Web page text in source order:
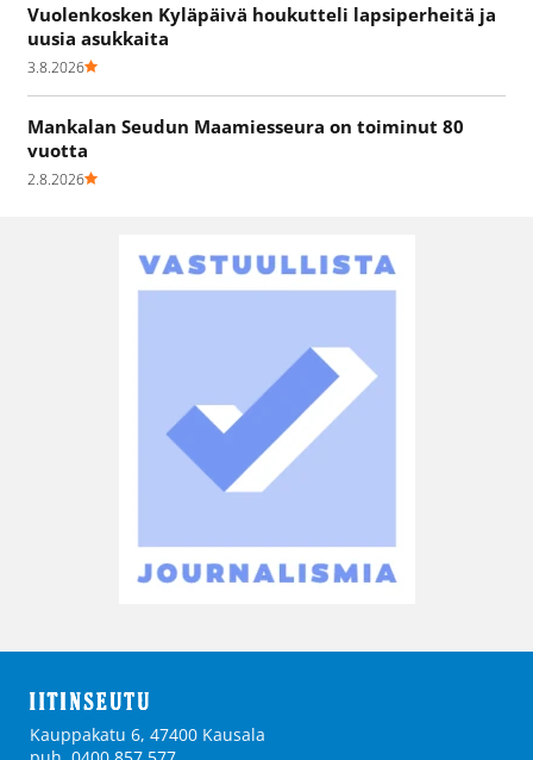
Vuolenkosken Kyläpäivä houkutteli lapsiperheitä ja
uusia asukkaita
3.8.2026
Mankalan Seudun Maamiesseura on toiminut 80
vuotta
2.8.2026
Kauppakatu 6, 47400 Kausala